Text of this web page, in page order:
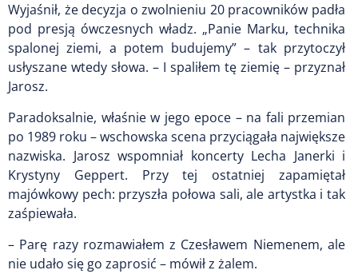
Wyjaśnił, że decyzja o zwolnieniu 20 pracowników padła
pod presją ówczesnych władz. „Panie Marku, technika
spalonej ziemi, a potem budujemy” – tak przytoczył
usłyszane wtedy słowa. – I spaliłem tę ziemię – przyznał
Jarosz.
Paradoksalnie, właśnie w jego epoce – na fali przemian
po 1989 roku – wschowska scena przyciągała największe
nazwiska. Jarosz wspomniał koncerty Lecha Janerki i
Krystyny Geppert. Przy tej ostatniej zapamiętał
majówkowy pech: przyszła połowa sali, ale artystka i tak
zaśpiewała.
– Parę razy rozmawiałem z Czesławem Niemenem, ale
nie udało się go zaprosić – mówił z żalem.